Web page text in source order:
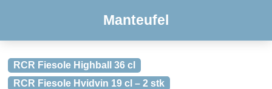
Manteufel
RCR Fiesole Highball 36 cl
RCR Fiesole Hvidvin 19 cl – 2 stk